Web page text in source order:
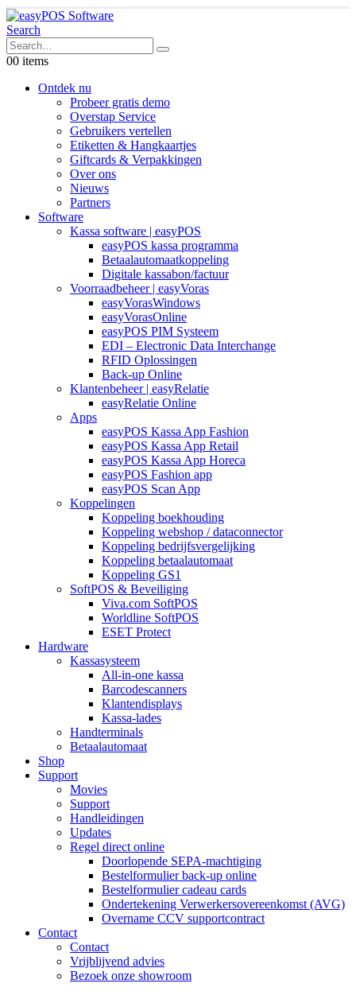
Search
00 items
Ontdek nu
Probeer gratis demo
Overstap Service
Gebruikers vertellen
Etiketten & Hangkaartjes
Giftcards & Verpakkingen
Over ons
Nieuws
Partners
Software
Kassa software | easyPOS
easyPOS kassa programma
Betaalautomaatkoppeling
Digitale kassabon/factuur
Voorraadbeheer | easyVoras
easyVorasWindows
easyVorasOnline
easyPOS PIM Systeem
EDI – Electronic Data Interchange
RFID Oplossingen
Back-up Online
Klantenbeheer | easyRelatie
easyRelatie Online
Apps
easyPOS Kassa App Fashion
easyPOS Kassa App Retail
easyPOS Kassa App Horeca
easyPOS Fashion app
easyPOS Scan App
Koppelingen
Koppeling boekhouding
Koppeling webshop / dataconnector
Koppeling bedrijfsvergelijking
Koppeling betaalautomaat
Koppeling GS1
SoftPOS & Beveiliging
Viva.com SoftPOS
Worldline SoftPOS
ESET Protect
Hardware
Kassasysteem
All-in-one kassa
Barcodescanners
Klantendisplays
Kassa-lades
Handterminals
Betaalautomaat
Shop
Support
Movies
Support
Handleidingen
Updates
Regel direct online
Doorlopende SEPA-machtiging
Bestelformulier back-up online
Bestelformulier cadeau cards
Ondertekening Verwerkersovereenkomst (AVG)
Overname CCV supportcontract
Contact
Contact
Vrijblijvend advies
Bezoek onze showroom